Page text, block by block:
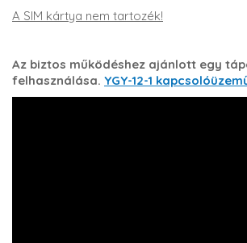
A SIM kártya nem tartozék!
Az biztos működéshez ajánlott egy
felhasználása. YGY-12-1